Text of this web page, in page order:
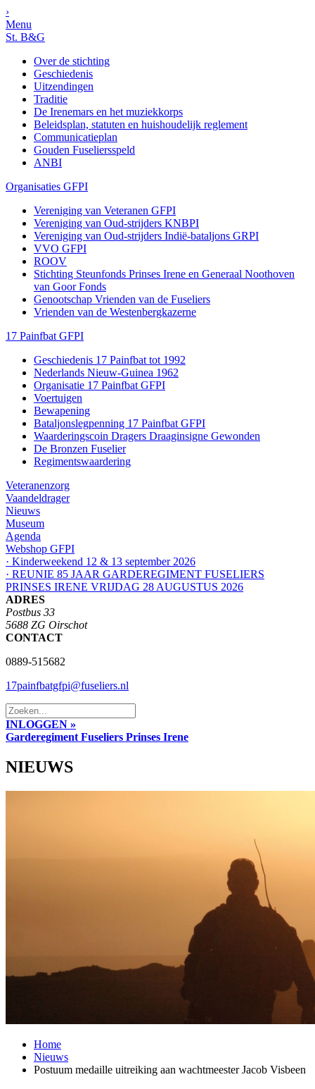
›
Menu
St. B&G
Over de stichting
Geschiedenis
Uitzendingen
Traditie
De Irenemars en het muziekkorps
Beleidsplan, statuten en huishoudelijk reglement
Communicatieplan
Gouden Fuseliersspeld
ANBI
Organisaties GFPI
Vereniging van Veteranen GFPI
Vereniging van Oud-strijders KNBPI
Vereniging van Oud-strijders Indië-bataljons GRPI
VVO GFPI
ROOV
Stichting Steunfonds Prinses Irene en Generaal Noothoven
van Goor Fonds
Genootschap Vrienden van de Fuseliers
Vrienden van de Westenbergkazerne
17 Painfbat GFPI
Geschiedenis 17 Painfbat tot 1992
Nederlands Nieuw-Guinea 1962
Organisatie 17 Painfbat GFPI
Voertuigen
Bewapening
Bataljonslegpenning 17 Painfbat GFPI
Waarderingscoin Dragers Draaginsigne Gewonden
De Bronzen Fuselier
Regimentswaardering
Veteranenzorg
Vaandeldrager
Nieuws
Museum
Agenda
Webshop GFPI
· Kinderweekend 12 & 13 september 2026
· REUNIE 85 JAAR GARDEREGIMENT FUSELIERS
PRINSES IRENE VRIJDAG 28 AUGUSTUS 2026
ADRES
Postbus 33
5688 ZG Oirschot
CONTACT
0889-515682
17painfbatgfpi@fuseliers.nl
INLOGGEN »
Garderegiment Fuseliers Prinses Irene
NIEUWS
Home
Nieuws
Postuum medaille uitreiking aan wachtmeester Jacob Visbeen